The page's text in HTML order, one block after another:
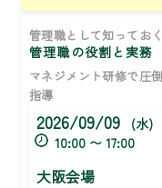
管理職として知ってお
管理職の役割と実務
マネジメント研修で圧
指導
2026/09/09
(水)
10:00 〜 17:00
大阪会場